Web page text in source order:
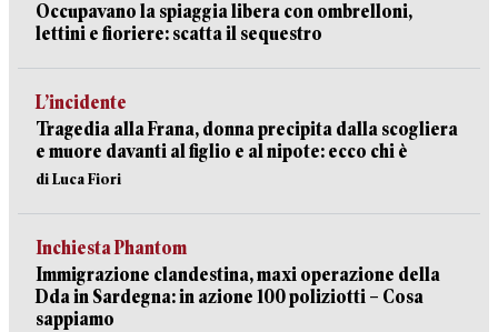
Occupavano la spiaggia libera con ombrelloni,
lettini e fioriere: scatta il sequestro
L’incidente
Tragedia alla Frana, donna precipita dalla scogliera
e muore davanti al figlio e al nipote: ecco chi è
di Luca Fiori
Inchiesta Phantom
Immigrazione clandestina, maxi operazione della
Dda in Sardegna: in azione 100 poliziotti – Cosa
sappiamo